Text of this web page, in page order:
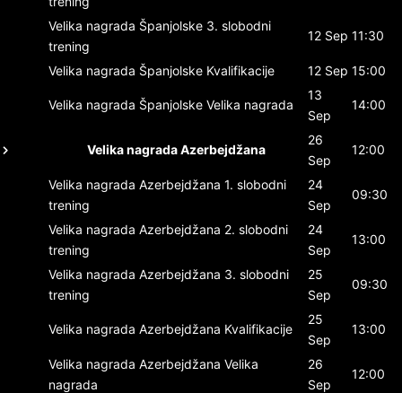
Velika nagrada Španjolske 3. slobodni
trening
12 Sep 11:30
Velika nagrada Španjolske Kvalifikacije 12 Sep 15:00
Velika nagrada Španjolske Velika nagrada
13
Sep
14:00
Velika nagrada Azerbejdžana
26
Sep
12:00
Velika nagrada Azerbejdžana 1. slobodni
trening
24
Sep
09:30
Velika nagrada Azerbejdžana 2. slobodni
trening
24
Sep
13:00
Velika nagrada Azerbejdžana 3. slobodni
trening
25
Sep
09:30
Velika nagrada Azerbejdžana Kvalifikacije
25
Sep
13:00
Velika nagrada Azerbejdžana Velika
nagrada
26
Sep
12:00